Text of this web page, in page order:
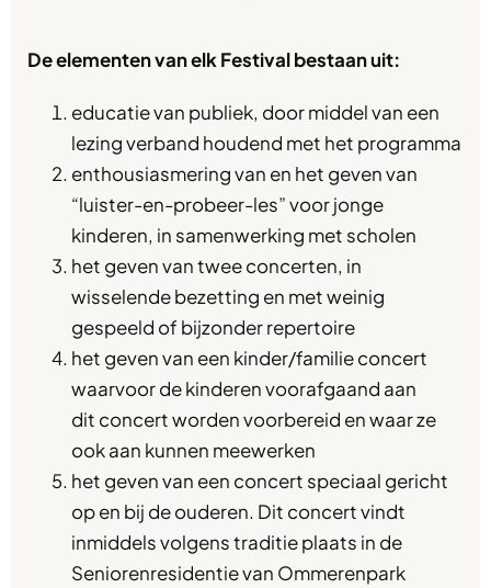
De elementen van elk Festival bestaan uit:
educatie van publiek, door middel van een
lezing verband houdend met het programma
enthousiasmering van en het geven van
“luister-en-probeer-les” voor jonge
kinderen, in samenwerking met scholen
het geven van twee concerten, in
wisselende bezetting en met weinig
gespeeld of bijzonder repertoire
het geven van een kinder/familie concert
waarvoor de kinderen voorafgaand aan
dit concert worden voorbereid en waar ze
ook aan kunnen meewerken
het geven van een concert speciaal gericht
op en bij de ouderen. Dit concert vindt
inmiddels volgens traditie plaats in de
Seniorenresidentie van Ommerenpark